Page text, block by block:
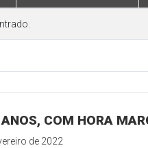
COM HORA
de 2022